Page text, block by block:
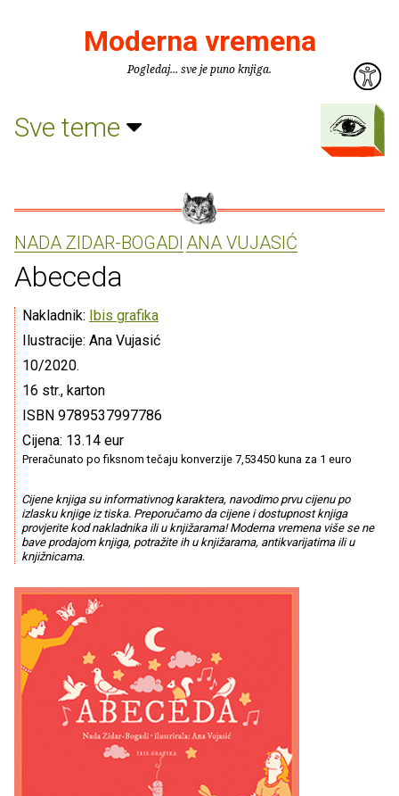
Moderna vremena
Pogledaj... sve je puno knjiga.
Sve teme
NADA ZIDAR-BOGADI ANA VUJASIĆ
Abeceda
Nakladnik: Ibis grafika
Ilustracije: Ana Vujasić
10/2020.
16 str., karton
ISBN 9789537997786
Cijena: 13.14 eur
Preračunato po fiksnom tečaju konverzije 7,53450 kuna za 1 euro
Cijene knjiga su informativnog karaktera, navodimo prvu cijenu po
izlasku knjige iz tiska. Preporučamo da cijene i dostupnost knjiga
provjerite kod nakladnika ili u knjižarama! Moderna vremena više se ne
bave prodajom knjiga, potražite ih u knjižarama, antikvarijatima ili u
knjižnicama.